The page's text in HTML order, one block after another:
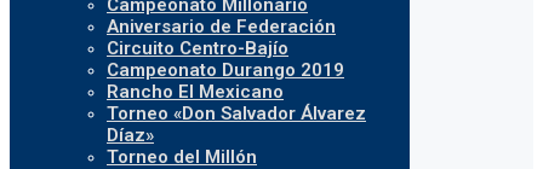
Campeonato Millonario
Aniversario de Federación
Circuito Centro-Bajío
Campeonato Durango 2019
Rancho El Mexicano
Torneo «Don Salvador Álvarez
Díaz»
Torneo del Millón